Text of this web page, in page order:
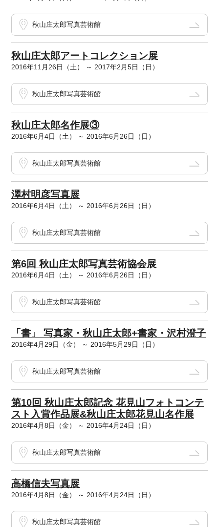
秋山庄太郎写真芸術館
秋山庄太郎アートコレクション展
2016年11月26日（土） ～ 2017年2月5日（日）
秋山庄太郎写真芸術館
秋山庄太郎名作展③
2016年6月4日（土） ～ 2016年6月26日（日）
秋山庄太郎写真芸術館
澤村明彦写真展
2016年6月4日（土） ～ 2016年6月26日（日）
秋山庄太郎写真芸術館
第6回 秋山庄太郎写真芸術協会展
2016年6月4日（土） ～ 2016年6月26日（日）
秋山庄太郎写真芸術館
「書」 写真家・秋山庄太郎+書家・沢村澄子
2016年4月29日（金） ～ 2016年5月29日（日）
秋山庄太郎写真芸術館
第10回 秋山庄太郎記念 花見山フォトコンテ
スト入賞作品展&秋山庄太郎花見山名作展
2016年4月8日（金） ～ 2016年4月24日（日）
秋山庄太郎写真芸術館
高橋信夫写真展
2016年4月8日（金） ～ 2016年4月24日（日）
秋山庄太郎写真芸術館